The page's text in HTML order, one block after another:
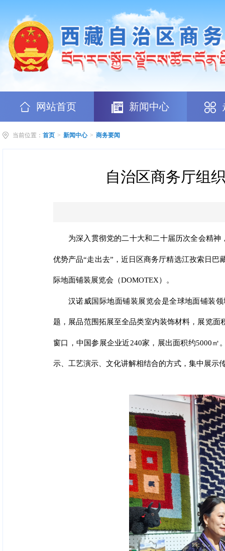
网站首页 新闻中心
当前位置： 首页 > 新闻中心 > 商务要闻
自治区商务厅组
为深入贯彻党的二十大和二十届历次全会精
优势产品“走出去”，近日区商务厅精选江孜索日
际地面铺装展览会（DOMOTEX）。
汉诺威国际地面铺装展览会是全球地面铺装
题，展品范围拓展至全品类室内装饰材料，展览
窗口，中国参展企业近240家，展出面积约5000
示、工艺演示、文化讲解相结合的方式，集中展示